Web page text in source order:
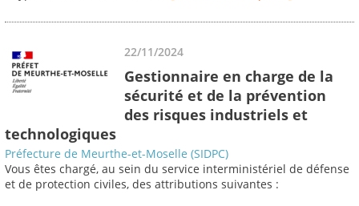
22/11/2024
Gestionnaire en charge de la
sécurité et de la prévention
des risques industriels et
technologiques
Préfecture de Meurthe-et-Moselle (SIDPC)
Vous êtes chargé, au sein du service interministériel de défense
et de protection civiles, des attributions suivantes :